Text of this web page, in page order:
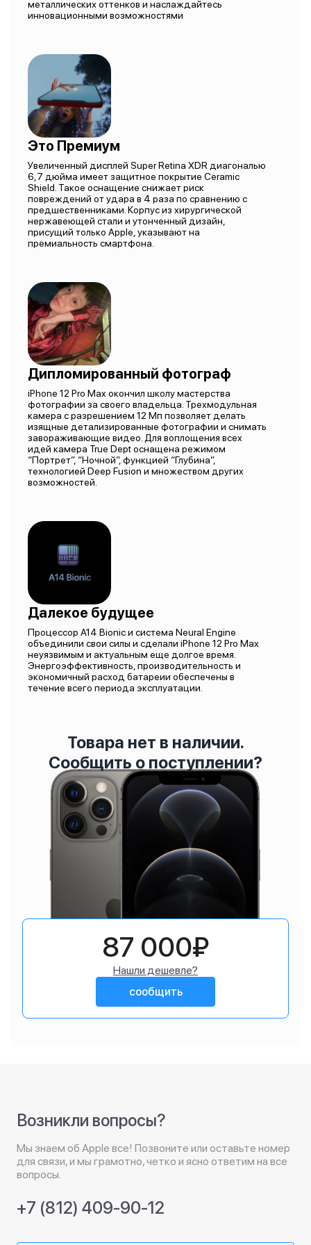
металлических оттенков и наслаждайтесь
инновационными возможностями
Это Премиум
Увеличенный дисплей Super Retina XDR диагональю
6,7 дюйма имеет защитное покрытие Ceramic
Shield. Такое оснащение снижает риск
повреждений от удара в 4 раза по сравнению с
предшественниками. Корпус из хирургической
нержавеющей стали и утонченный дизайн,
присущий только Apple, указывают на
премиальность смартфона.
Дипломированный фотограф
iPhone 12 Pro Max окончил школу мастерства
фотографии за своего владельца. Трехмодульная
камера с разрешением 12 Мп позволяет делать
изящные детализированные фотографии и снимать
завораживающие видео. Для воплощения всех
идей камера True Dept оснащена режимом
“Портрет”, “Ночной”, функцией “Глубина”,
технологией Deep Fusion и множеством других
возможностей.
Далекое будущее
Процессор A14 Bionic и система Neural Engine
объединили свои силы и сделали iPhone 12 Pro Max
неуязвимым и актуальным еще долгое время.
Энергоэффективность, производительность и
экономичный расход батареии обеспечены в
течение всего периода эксплуатации.
Товара нет в наличии.
Сообщить о поступлении?
87 000₽
Нашли дешевле?
сообщить
Возникли вопросы?
Мы знаем об Apple все! Позвоните или оставьте номер
для связи, и мы грамотно, четко и ясно ответим на все
вопросы.
+7 (812) 409-90-12